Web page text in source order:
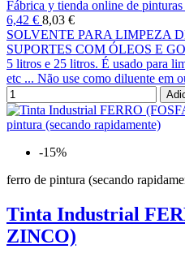
Fábrica y tienda online de
6,42 € 8,03 €
SOLVENTE PARA LIMPEZA
SUPORTES COM ÓLEOS E
5 litros e 25 litros. É usado para
etc ... Não use como diluente em
-15%
ferro de pintura (secando
Tinta Industrial
ZINCO)